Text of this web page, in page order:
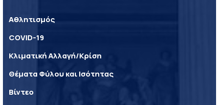
Αθλητισμός
COVID-19
Κλιματική Αλλαγή/Κρίση
Θέματα Φύλου και Ισότητας
Βίντεο